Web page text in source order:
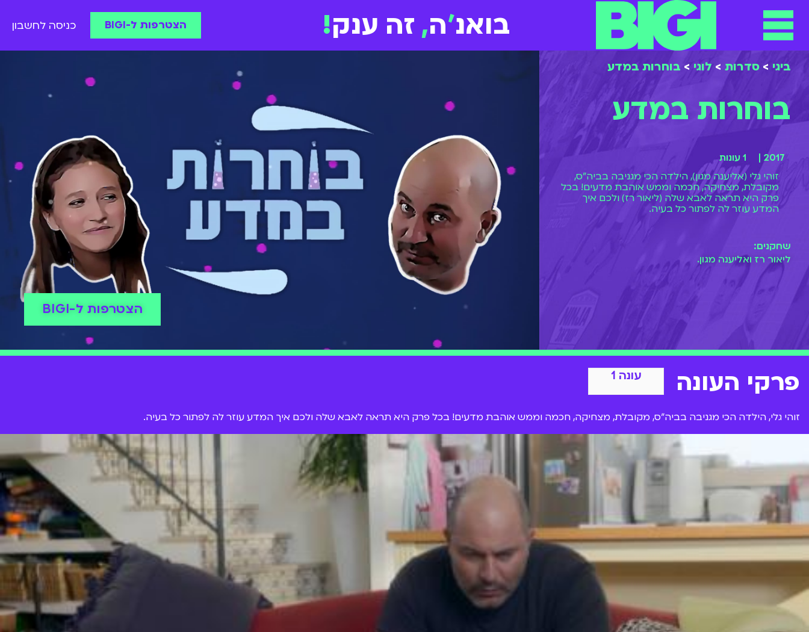
לתוכן
תפריט בואנ'ה, זה ענק! הצטרפות ל-BIGI כניסה לחשבון
ביגי > סדרות > לוגי > בוחרות במדע
בוחרות במדע
2017 |
1 עונות
זוהי גלי (אליענה מגון), הילדה הכי מגניבה בביה"ס,
מקובלת, מצחיקה, חכמה וממש אוהבת מדעים! בכל
פרק היא תראה לאבא שלה (ליאור רז) ולכם איך
המדע עוזר לה לפתור כל בעיה.
שחקנים:
ליאור רז ואליענה מגון.
הצטרפות ל-BIGI
פרקי העונה עונה 1
זוהי גלי, הילדה הכי מגניבה בביה"ס, מקובלת, מצחיקה, חכמה וממש אוהבת מדעים! בכל פרק היא תראה לאבא שלה ולכם איך המדע עוזר לה לפתור כל בעיה.